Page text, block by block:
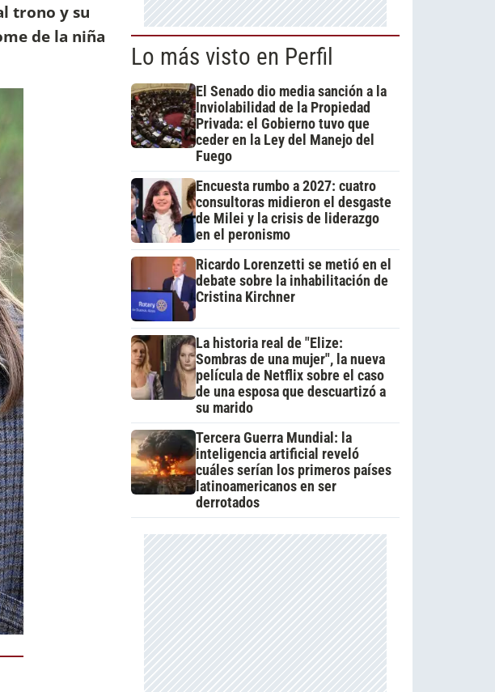
trono y su
de la niña
Lo más visto en Perfil
El Senado dio media sanción a la
Inviolabilidad de la Propiedad
Privada: el Gobierno tuvo que
ceder en la Ley del Manejo del
Fuego
Encuesta rumbo a 2027: cuatro
consultoras midieron el desgaste
de Milei y la crisis de liderazgo
en el peronismo
Ricardo Lorenzetti se metió en el
debate sobre la inhabilitación de
Cristina Kirchner
La historia real de "Elize:
Sombras de una mujer", la nueva
película de Netflix sobre el caso
de una esposa que descuartizó a
su marido
Tercera Guerra Mundial: la
inteligencia artificial reveló
cuáles serían los primeros países
latinoamericanos en ser
derrotados